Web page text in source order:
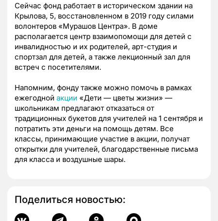
Сейчас фонд работает в историческом здании на
Крылова, 5, восстановленном в 2019 году силами
волонтеров «Мурашов Центра». В доме
располагается центр взаимопомощи для детей с
инвалидностью и их родителей, арт-студия и
спортзал для детей, а также лекционный зал для
встреч с посетителями.
Напомним, фонду также можно помочь в рамках
ежегодной акции «Дети — цветы жизни» —
школьникам предлагают отказаться от
традиционных букетов для учителей на 1 сентября и
потратить эти деньги на помощь детям. Все
классы, принимающие участие в акции, получат
открытки для учителей, благодарственные письма
для класса и воздушные шары.
Поделиться новостью: